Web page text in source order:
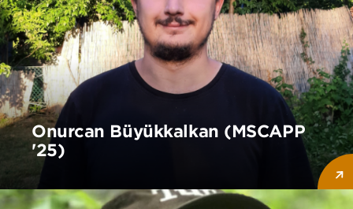
Onurcan Büyükkalkan (MSCAPP
'25)